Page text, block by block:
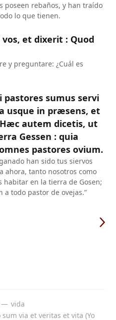
poseen rebaños, y han traído
lo que tienen.
et dixerit : Quod
y preguntare: ¿Cuál es
pastores sumus servi
usque in præsens, et
autem dicetis, ut
Gessen : quia
pastores ovium.
han sido tus siervos
ahora, tanto nosotros como
habitar en la tierra de Gosen;
todo pastor de ovejas.”
— vida
via et veritas et vita (Yo